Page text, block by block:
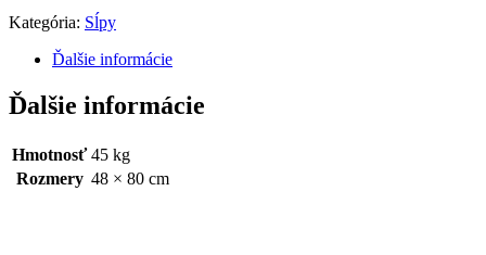
Kategória: Sĺpy
Ďalšie informácie
Ďalšie informácie
Hmotnosť 45 kg
Rozmery 48 × 80 cm